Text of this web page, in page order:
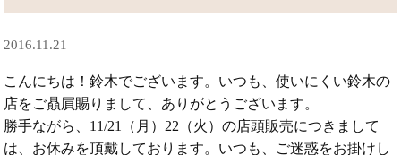
2016.11.21
こんにちは！鈴木でございます。いつも、使いにくい鈴木の
店をご贔屓賜りまして、ありがとうございます。
勝手ながら、11/21（月）22（火）の店頭販売につきまして
は、お休みを頂戴しております。いつも、ご迷惑をお掛けし